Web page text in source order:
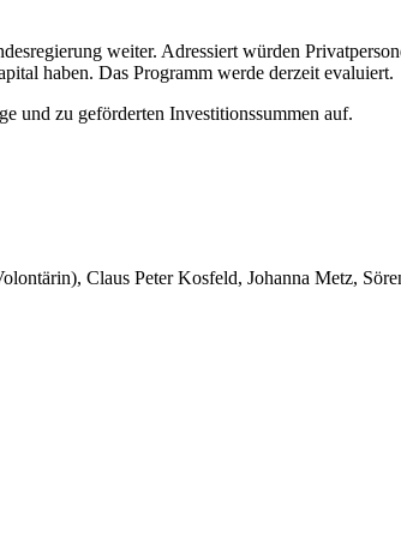
weiter. Adressiert würden
haben. Das Programm werde derzeit evaluiert.
und zu geförderten Investitionssummen auf.
Claus Peter Kosfeld, Johanna Metz,